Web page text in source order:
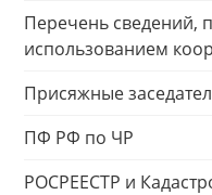
Перечень сведений,
использованием
Присяжные
ПФ РФ по ЧР
РОСРЕЕСТР и